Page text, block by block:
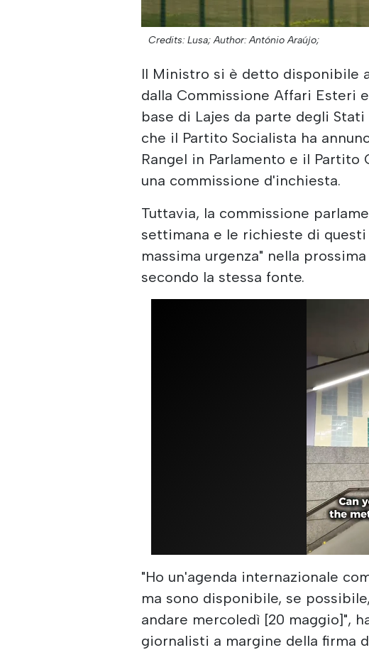
Credits: Lusa; Author: António Araújo;
Il Ministro si è detto disponibile
dalla Commissione Affari Esteri
base di Lajes da parte degli
che il Partito Socialista ha
Rangel in Parlamento e il
una commissione d'inchiesta.
Tuttavia, la commissione
settimana e le richieste di
massima urgenza" nella
secondo la stessa fonte.
"Ho un'agenda internazionale
ma sono disponibile, se
andare mercoledì [20 maggio]",
giornalisti a margine della firma